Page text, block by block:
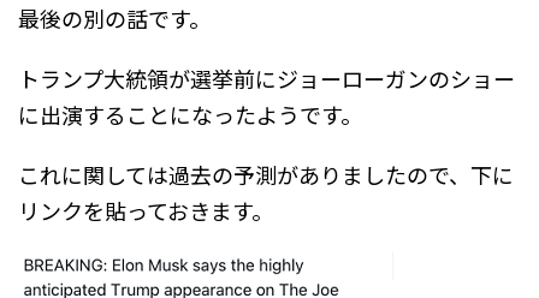
最後の別の話です。
トランプ大統領が選挙前にジョーローガンのショー
に出演することになったようです。
これに関しては過去の予測がありましたので、下に
リンクを貼っておきます。